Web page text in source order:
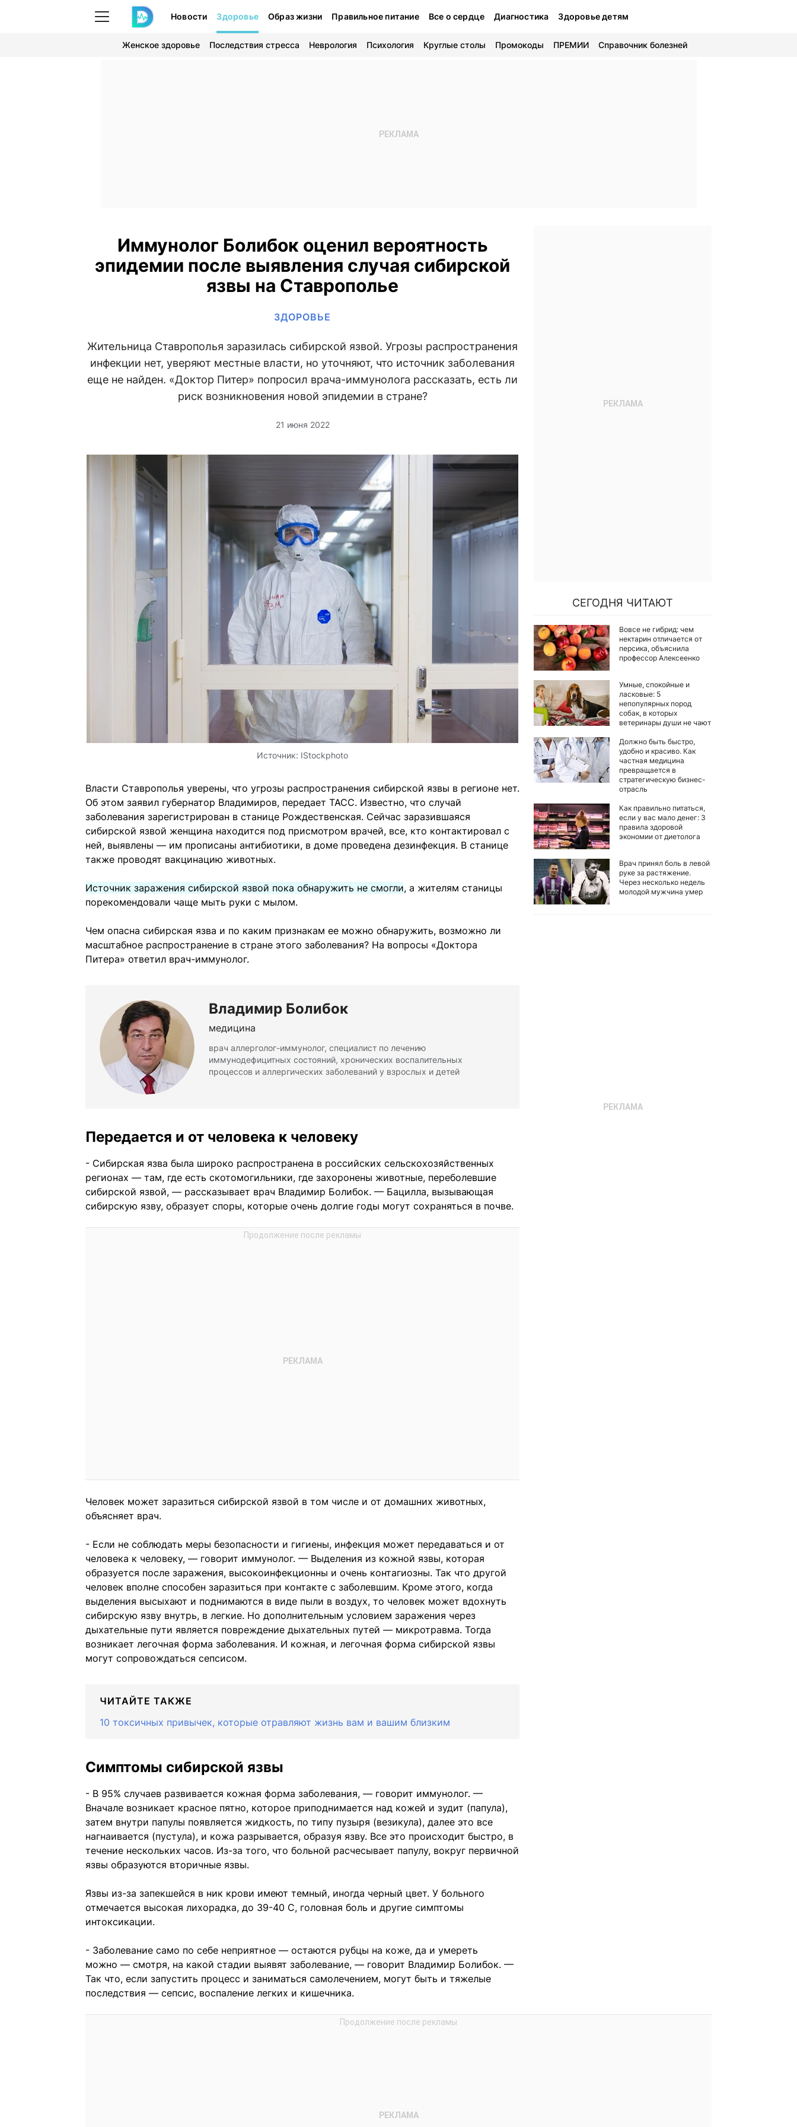
Новости Здоровье Образ жизни Правильное питание Все о сердце Диагностика Здоровье детям
Женское здоровье Последствия стресса Неврология Психология Круглые столы Промокоды ПРЕМИИ Справочник болезней
Иммунолог Болибок оценил вероятность
эпидемии после выявления случая сибирской
язвы на Ставрополье
ЗДОРОВЬЕ
Жительница Ставрополья заразилась сибирской язвой. Угрозы распространения
инфекции нет, уверяют местные власти, но уточняют, что источник заболевания
еще не найден. «Доктор Питер» попросил врача-иммунолога рассказать, есть ли
риск возникновения новой эпидемии в стране?
21 июня 2022
Источник: IStockphoto
Власти Ставрополья уверены, что угрозы распространения сибирской язвы в регионе нет.
Об этом заявил губернатор Владимиров, передает ТАСС. Известно, что случай
заболевания зарегистрирован в станице Рождественская. Сейчас заразившаяся
сибирской язвой женщина находится под присмотром врачей, все, кто контактировал с
ней, выявлены — им прописаны антибиотики, в доме проведена дезинфекция. В станице
также проводят вакцинацию животных.
Источник заражения сибирской язвой пока обнаружить не смогли, а жителям станицы
порекомендовали чаще мыть руки с мылом.
Чем опасна сибирская язва и по каким признакам ее можно обнаружить, возможно ли
масштабное распространение в стране этого заболевания? На вопросы «Доктора
Питера» ответил врач-иммунолог.
Владимир Болибок
медицина
врач аллерголог-иммунолог, специалист по лечению
иммунодефицитных состояний, хронических воспалительных
процессов и аллергических заболеваний у взрослых и детей
Передается и от человека к человеку
- Сибирская язва была широко распространена в российских сельскохозяйственных
регионах — там, где есть скотомогильники, где захоронены животные, переболевшие
сибирской язвой, — рассказывает врач Владимир Болибок. — Бацилла, вызывающая
сибирскую язву, образует споры, которые очень долгие годы могут сохраняться в почве.
Человек может заразиться сибирской язвой в том числе и от домашних животных,
объясняет врач.
- Если не соблюдать меры безопасности и гигиены, инфекция может передаваться и от
человека к человеку, — говорит иммунолог. — Выделения из кожной язвы, которая
образуется после заражения, высокоинфекционны и очень контагиозны. Так что другой
человек вполне способен заразиться при контакте с заболевшим. Кроме этого, когда
выделения высыхают и поднимаются в виде пыли в воздух, то человек может вдохнуть
сибирскую язву внутрь, в легкие. Но дополнительным условием заражения через
дыхательные пути является повреждение дыхательных путей — микротравма. Тогда
возникает легочная форма заболевания. И кожная, и легочная форма сибирской язвы
могут сопровождаться сепсисом.
ЧИТАЙТЕ ТАКЖЕ
10 токсичных привычек, которые отравляют жизнь вам и вашим близким
Симптомы сибирской язвы
- В 95% случаев развивается кожная форма заболевания, — говорит иммунолог. —
Вначале возникает красное пятно, которое приподнимается над кожей и зудит (папула),
затем внутри папулы появляется жидкость, по типу пузыря (везикула), далее это все
нагнаивается (пустула), и кожа разрывается, образуя язву. Все это происходит быстро, в
течение нескольких часов. Из-за того, что больной расчесывает папулу, вокруг первичной
язвы образуются вторичные язвы.
Язвы из-за запекшейся в ник крови имеют темный, иногда черный цвет. У больного
отмечается высокая лихорадка, до 39-40 С, головная боль и другие симптомы
интоксикации.
- Заболевание само по себе неприятное — остаются рубцы на коже, да и умереть
можно — смотря, на какой стадии выявят заболевание, — говорит Владимир Болибок. —
Так что, если запустить процесс и заниматься самолечением, могут быть и тяжелые
последствия — сепсис, воспаление легких и кишечника.
СЕГОДНЯ ЧИТАЮТ
Вовсе не гибрид: чем
нектарин отличается от
персика, объяснила
профессор Алексеенко
Умные, спокойные и
ласковые: 5
непопулярных пород
собак, в которых
ветеринары души не чают
Должно быть быстро,
удобно и красиво. Как
частная медицина
превращается в
стратегическую бизнес-
отрасль
Как правильно питаться,
если у вас мало денег: 3
правила здоровой
экономии от диетолога
Врач принял боль в левой
руке за растяжение.
Через несколько недель
молодой мужчина умер